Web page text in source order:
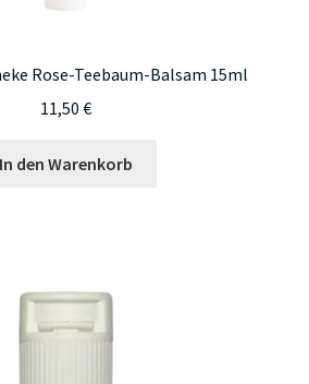
Rose-Teebaum-Balsam 15ml
11,50 €
In den Warenkorb